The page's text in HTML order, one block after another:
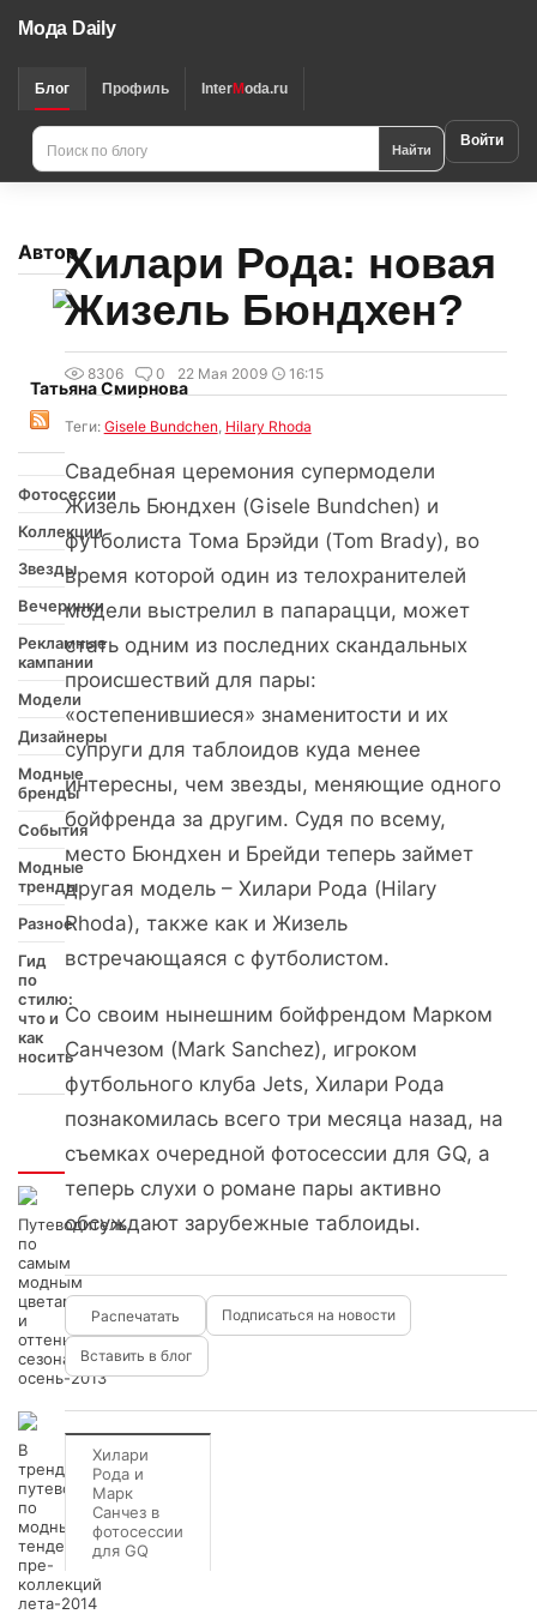
Мода Daily
Блог Профиль InterModa.ru
Найти Войти
Автор
Татьяна Смирнова
Фотосессии
Коллекции
Звезды
Вечеринки
Рекламные
кампании
Модели
Дизайнеры
Модные
бренды
События
Модные
тренды
Разное
Гид
по
стилю:
что и
как
носить
Интересно
Путеводитель
по
самым
модным
цветам
и
оттенкам
сезона
осень-2013
В
тренде:
путеводитель
по
модным
тенденциям
пре-
коллекций
лета-2014
Хилари Рода: новая
Жизель Бюндхен?
8306 0 22 Мая 2009 16:15
Теги: Gisele Bundchen, Hilary Rhoda
Cвадебная церемония супермодели
Жизель Бюндхен (Gisele Bundchen) и
футболиста Тома Брэйди (Tom Brady), во
время которой один из телохранителей
модели выстрелил в папарацци, может
стать одним из последних скандальных
происшествий для пары:
«остепенившиеся» знаменитости и их
супруги для таблоидов куда менее
интересны, чем звезды, меняющие одного
бойфренда за другим. Судя по всему,
место Бюндхен и Брейди теперь займет
другая модель – Хилари Рода (Hilary
Rhoda), также как и Жизель
встречающаяся с футболистом.
Со своим нынешним бойфрендом Марком
Санчезом (Mark Sanchez), игроком
футбольного клуба Jets, Хилари Рода
познакомилась всего три месяца назад, на
съемках очередной фотосессии для GQ, а
теперь слухи о романе пары активно
обсуждают зарубежные таблоиды.
Подписаться на новости
Вставить в блог
Хилари
Рода и
Марк
Санчез в
фотосессии
для GQ